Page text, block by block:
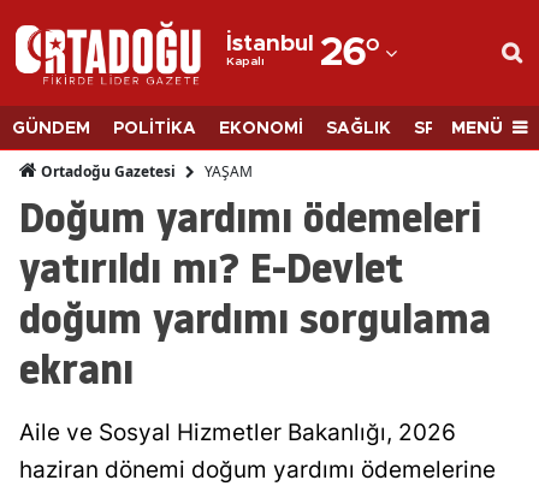
İstanbul
Kapalı 26°
Adana
Adıyaman
Afyonkarahisar
Ağrı
Amasya
Ankara
Aydın
GÜNDEM POLİTİKA EKONOMİ SAĞLIK SPORMENÜ
Ortadoğu Gazetesi YAŞAM
Doğum yardımı ödemeleri
yatırıldı mı? E-Devlet
doğum yardımı sorgulama
ekranı
Aile ve Sosyal Hizmetler Bakanlığı, 2026
haziran dönemi doğum yardımı ödemelerine